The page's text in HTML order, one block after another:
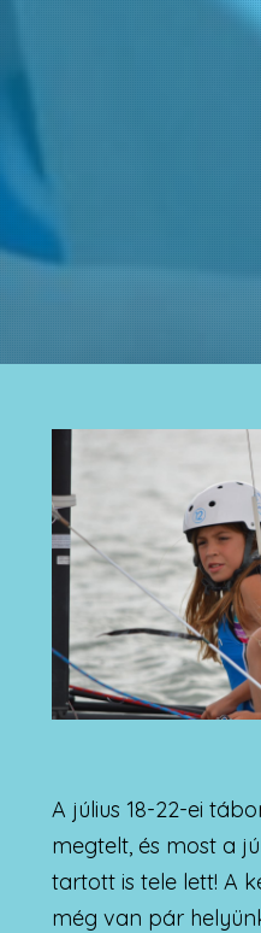
A július 18-22-ei
megtelt, és most a
tartott is tele lett! A
még van pár